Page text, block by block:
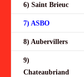
6) Saint Brieuc
7) ASBO
8) Aubervillers
9)
Chateaubriand